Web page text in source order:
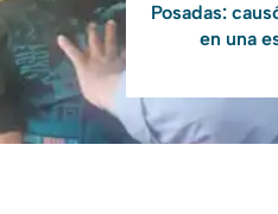
Posadas:
en una